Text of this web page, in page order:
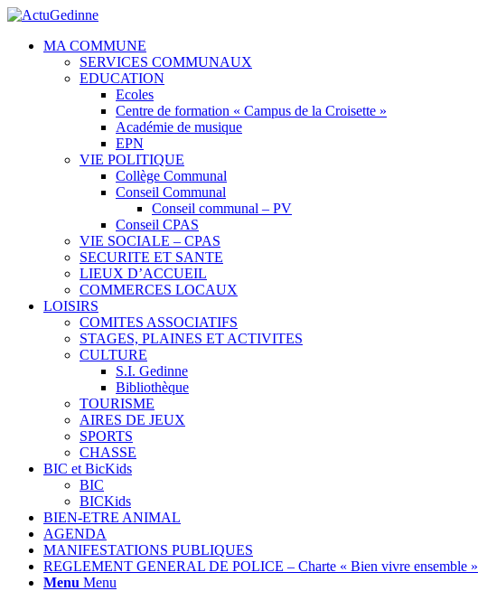
MA COMMUNE
SERVICES COMMUNAUX
EDUCATION
Ecoles
Centre de formation « Campus de la Croisette »
Académie de musique
EPN
VIE POLITIQUE
Collège Communal
Conseil Communal
Conseil communal – PV
Conseil CPAS
VIE SOCIALE – CPAS
SECURITE ET SANTE
LIEUX D’ACCUEIL
COMMERCES LOCAUX
LOISIRS
COMITES ASSOCIATIFS
STAGES, PLAINES ET ACTIVITES
CULTURE
S.I. Gedinne
Bibliothèque
TOURISME
AIRES DE JEUX
SPORTS
CHASSE
BIC et BicKids
BIC
BICKids
BIEN-ETRE ANIMAL
AGENDA
MANIFESTATIONS PUBLIQUES
REGLEMENT GENERAL DE POLICE – Charte « Bien vivre ensemble »
Menu Menu